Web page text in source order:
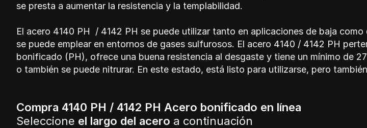
se presta a aumentar la resistencia y la templabilidad.
El acero 4140 PH / 4142 PH se puede utilizar tanto en aplicaciones de baja
se puede emplear en entornos de gases sulfurosos. El acero 4140 / 4142 PH
bonificado (PH), ofrece una buena resistencia al desgaste y tiene un mínimo de
o también se puede nitrurar. En este estado, está listo para utilizarse, pero
Compra 4140 PH / 4142 PH Acero bonificado en línea
Seleccione el largo del acero a continuación